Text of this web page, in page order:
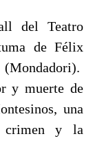
del Teatro
de Félix
(Mondadori).
y muerte de
una
crimen y la